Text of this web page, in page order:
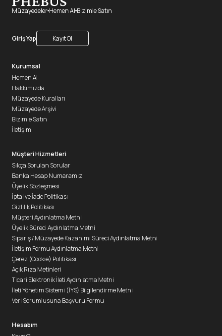
Müzayedeler Hemen Al Bizimle Satın
Giriş Yap Kayıt Ol
Kurumsal
Hemen Al
Hakkımızda
Müzayede Kuralları
Müzayede Arşivi
Bizimle Satın
İletişim
Müşteri Hizmetleri
Sıkça Sorulan Sorular
Banka Hesap Numaramız
Üyelik Sözleşmesi
İptal ve İade Politikası
Gizlilik Politikası
Müşteri Aydınlatma Metni
Üyelik Süreci Aydınlatma Metni
Sipariş / Müzayede Kazanımı Süreci Aydınlatma Metni
İletişim Formu Aydınlatma Metni
Çerez (Cookie) Politikası
Açık Rıza Metinleri
Ticari Elektronik İleti Aydınlatma Metni
İleti Yönetim Sistemi (İYS) Bilgilendirme Metni
Veri Sorumlusuna Başvuru Formu
Hesabım